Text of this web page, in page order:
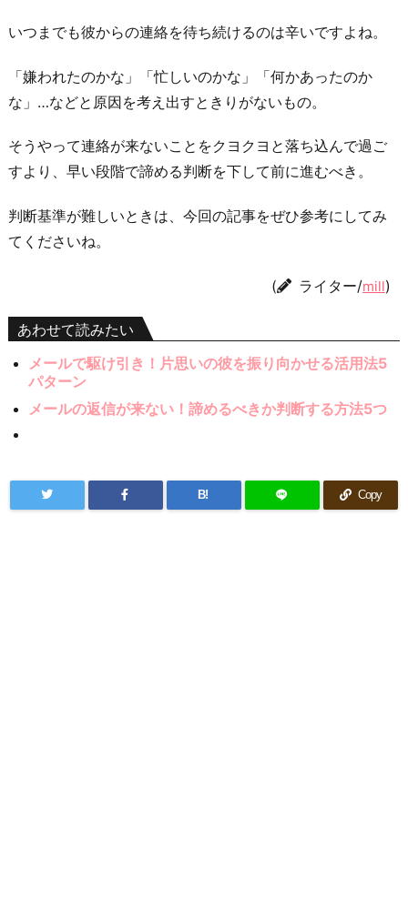
いつまでも彼からの連絡を待ち続けるのは辛いですよね。
「嫌われたのかな」「忙しいのかな」「何かあったのか
な」…などと原因を考え出すときりがないもの。
そうやって連絡が来ないことをクヨクヨと落ち込んで過ご
すより、早い段階で諦める判断を下して前に進むべき。
判断基準が難しいときは、今回の記事をぜひ参考にしてみ
てくださいね。
( ライター/mill)
あわせて読みたい
メールで駆け引き！片思いの彼を振り向かせる活用法5
パターン
メールの返信が来ない！諦めるべきか判断する方法5つ
B! Copy